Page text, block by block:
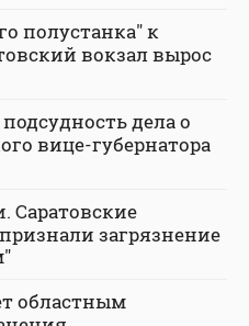
полустанка" к
вокзал вырос
дела о
вице-губернатора
Саратовские
загрязнение
областным